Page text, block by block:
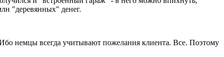
"деревянных" денег.
немцы всегда учитывают пожелания клиента. Все. Поэтому